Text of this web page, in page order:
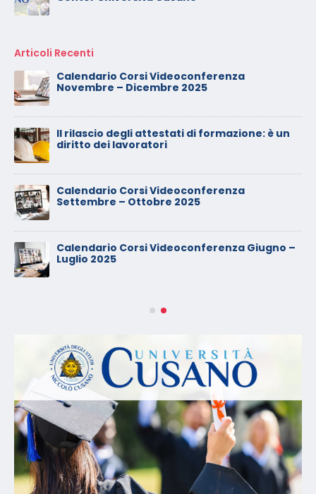
Articoli Recenti
Calendario Corsi Videoconferenza
Novembre – Dicembre 2025
Il rilascio degli attestati di formazione: è un
diritto dei lavoratori
Calendario Corsi Videoconferenza
Settembre – Ottobre 2025
Calendario Corsi Videoconferenza Giugno –
Luglio 2025